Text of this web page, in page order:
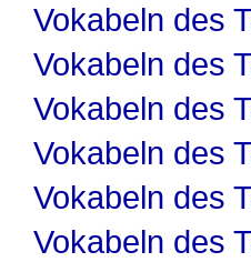
Vokabeln des
Vokabeln des
Vokabeln des
Vokabeln des
Vokabeln des
Vokabeln des